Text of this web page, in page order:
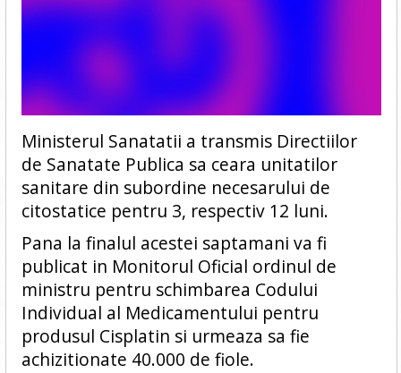
Ministerul Sanatatii a transmis Directiilor
de Sanatate Publica sa ceara unitatilor
sanitare din subordine necesarului de
citostatice pentru 3, respectiv 12 luni.
Pana la finalul acestei saptamani va fi
publicat in Monitorul Oficial ordinul de
ministru pentru schimbarea Codului
Individual al Medicamentului pentru
produsul Cisplatin si urmeaza sa fie
achizitionate 40.000 de fiole.